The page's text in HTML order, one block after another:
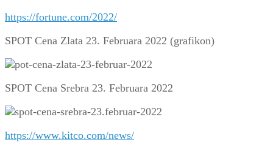
https://fortune.com/2022/
SPOT Cena Zlata 23. Februara 2022 (grafikon)
SPOT Cena Srebra 23. Februara 2022
https://www.kitco.com/news/